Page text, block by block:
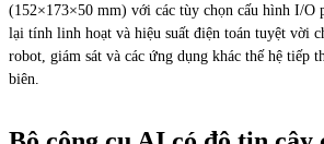
(152×173×50 mm) với các tùy chọn cấu hình I/O
lại tính linh hoạt và hiệu suất điện toán tuyệt vời
robot, giám sát và các ứng dụng khác thế hệ tiếp
biên.